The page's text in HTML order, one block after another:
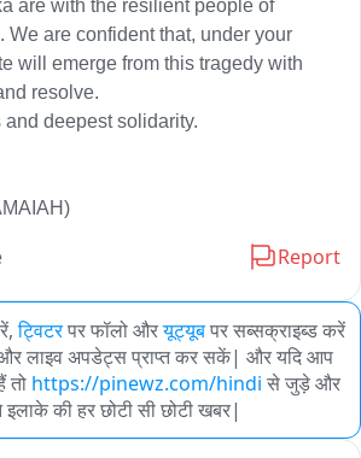
are with the resilient people of
We are confident that, under your
will emerge from this tragedy with
resolve.
deepest solidarity.
Report
ट्विटरपर फॉलो औरयूट्यूबपर सब्सक्राइब्ड करें
लाइव अपडेट्स प्राप्त कर सकें| और यदि आप
तो https://pinewz.com/hindi से जुड़े और
इलाके की हर छोटी सी छोटी खबर|